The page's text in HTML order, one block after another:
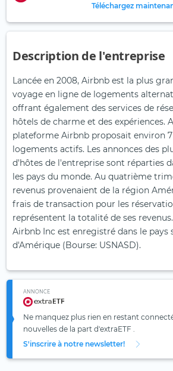
Téléchargez
Description de l'entreprise
Lancée en 2008, Airbnb est la plus
voyage en ligne de logements
offrant également des services de
hôtels de charme et des expériences.
plateforme Airbnb proposait environ
logements actifs. Les annonces des
d'hôtes de l'entreprise sont réparties
les pays du monde. Au quatrième
revenus provenaient de la région
frais de transaction pour les
représentent la totalité de ses revenus.
Airbnb Inc est enregistré dans le pays
d'Amérique (Bourse: USNASD).
ANNONCE
Ne manquez plus rien en restant
nouvelles de la part d'extraETF .
S'inscrire à notre newsletter!